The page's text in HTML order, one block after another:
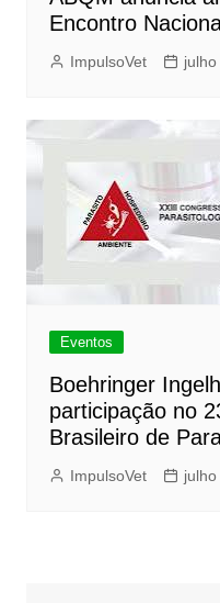
Encontro
ImpulsoVet
Eventos
Boehringer
participação no
Brasileiro de
ImpulsoVet